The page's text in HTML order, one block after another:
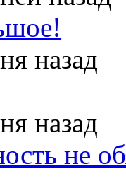
назад
назад
не